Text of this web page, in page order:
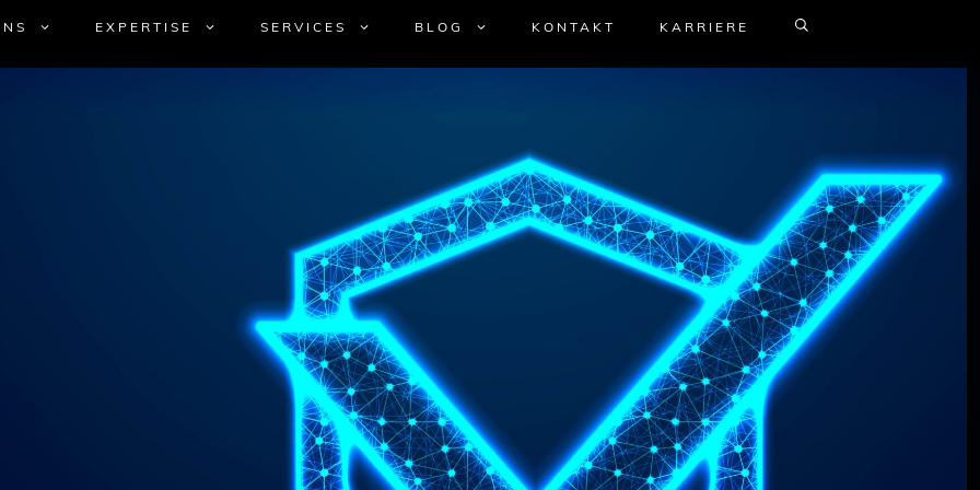
EXPERTISE SERVICES BLOG KONTAKT KARRIERE